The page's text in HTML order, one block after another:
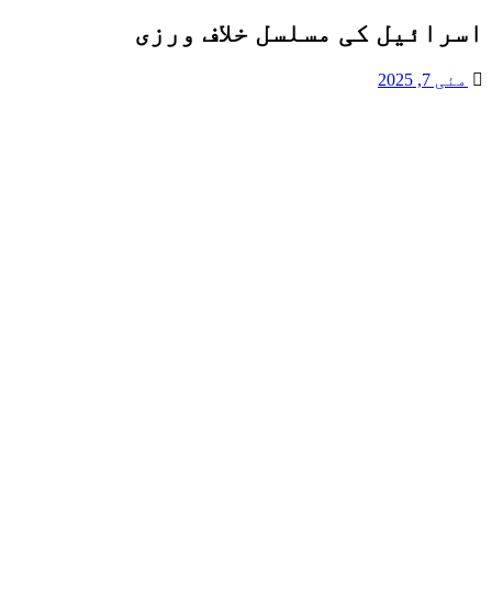
اسرائیل کی مسلسل خلاف ورزی
مئی 7, 2025